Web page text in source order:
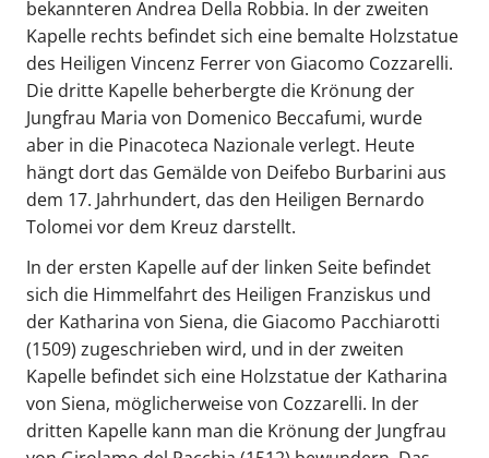
bekannteren Andrea Della Robbia. In der zweiten
Kapelle rechts befindet sich eine bemalte Holzstatue
des Heiligen Vincenz Ferrer von Giacomo Cozzarelli.
Die dritte Kapelle beherbergte die Krönung der
Jungfrau Maria von Domenico Beccafumi, wurde
aber in die Pinacoteca Nazionale verlegt. Heute
hängt dort das Gemälde von Deifebo Burbarini aus
dem 17. Jahrhundert, das den Heiligen Bernardo
Tolomei vor dem Kreuz darstellt.
In der ersten Kapelle auf der linken Seite befindet
sich die Himmelfahrt des Heiligen Franziskus und
der Katharina von Siena, die Giacomo Pacchiarotti
(1509) zugeschrieben wird, und in der zweiten
Kapelle befindet sich eine Holzstatue der Katharina
von Siena, möglicherweise von Cozzarelli. In der
dritten Kapelle kann man die Krönung der Jungfrau